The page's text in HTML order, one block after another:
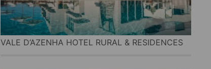
VALE D’AZENHA HOTEL RURAL & RESIDENCES